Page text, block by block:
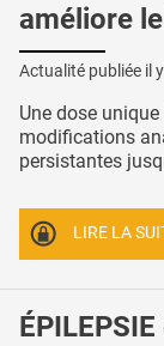
améliore
Actualité publiée il
Une dose
modifications
persistantes
LIRE LA